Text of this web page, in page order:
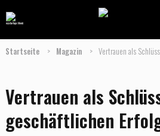
Startseite > Magazin > Vertrauen als
Vertrauen als
geschäftlichen